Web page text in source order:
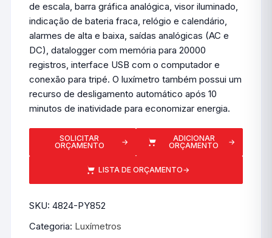
de escala, barra gráfica analógica, visor iluminado,
indicação de bateria fraca, relógio e calendário,
alarmes de alta e baixa, saídas analógicas (AC e
DC), datalogger com memória para 20000
registros, interface USB com o computador e
conexão para tripé. O luxímetro também possui um
recurso de desligamento automático após 10
minutos de inatividade para economizar energia.
SOLICITAR
ORÇAMENTO
→
ADICIONAR
ORÇAMENTO
→
LISTA DE ORÇAMENTO→
SKU:4824-PY852
Categoria: Luxímetros